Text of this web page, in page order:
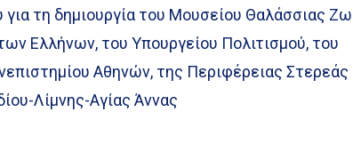
τη δημιουργία του Μουσείου Θαλάσσιας
Ελλήνων, του Υπουργείου Πολιτισμού, του
Αθηνών, της Περιφέρειας Στερεάς
Λίμνης-Αγίας Άννας